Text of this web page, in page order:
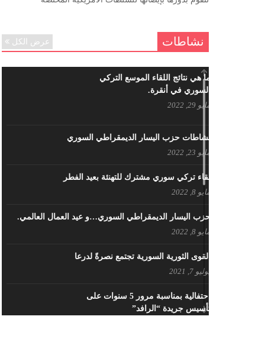
ننساك – خالد الحموري
نشاطات عرض الكل
ما هي نتائج اللقاء الموسع التركي
السوري في أنقرة.
مايو 29, 2022
نشاطات حزب اليسار الديمقراطي السوري
مايو 23, 2022
لقاء تركي سوري مشترك للتهنئة بعيد الفطر
مايو 8, 2022
حزب اليسار الديمقراطي السوري…و عيد العمال العالمي.
مايو 8, 2022
القوى الثورية السورية تجتمع نصرةً لدرعا
يوليو 7, 2021
احتفالية بمناسبة مرور 5 سنوات على
تأسيس جريدة “الرافد”